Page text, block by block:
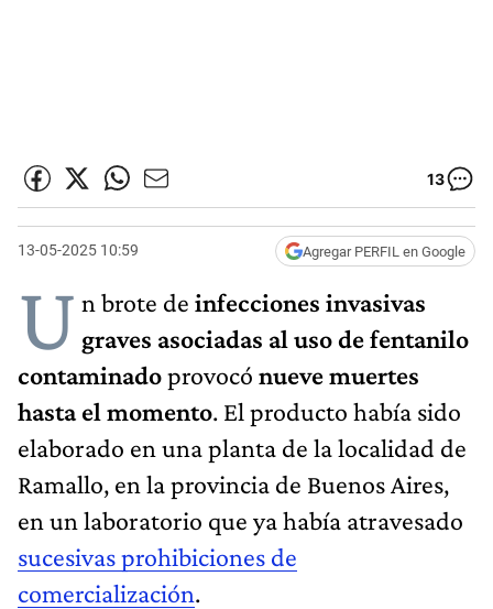
13
13-05-2025 10:59 Agregar PERFIL en Google
U n brote de infecciones invasivas
graves asociadas al uso de fentanilo
contaminadoprovocó nueve muertes
hasta el momento. El producto había sido
elaborado en una planta de la localidad de
Ramallo, en la provincia de Buenos Aires,
en un laboratorio que ya había atravesado
sucesivas prohibiciones de
comercialización.